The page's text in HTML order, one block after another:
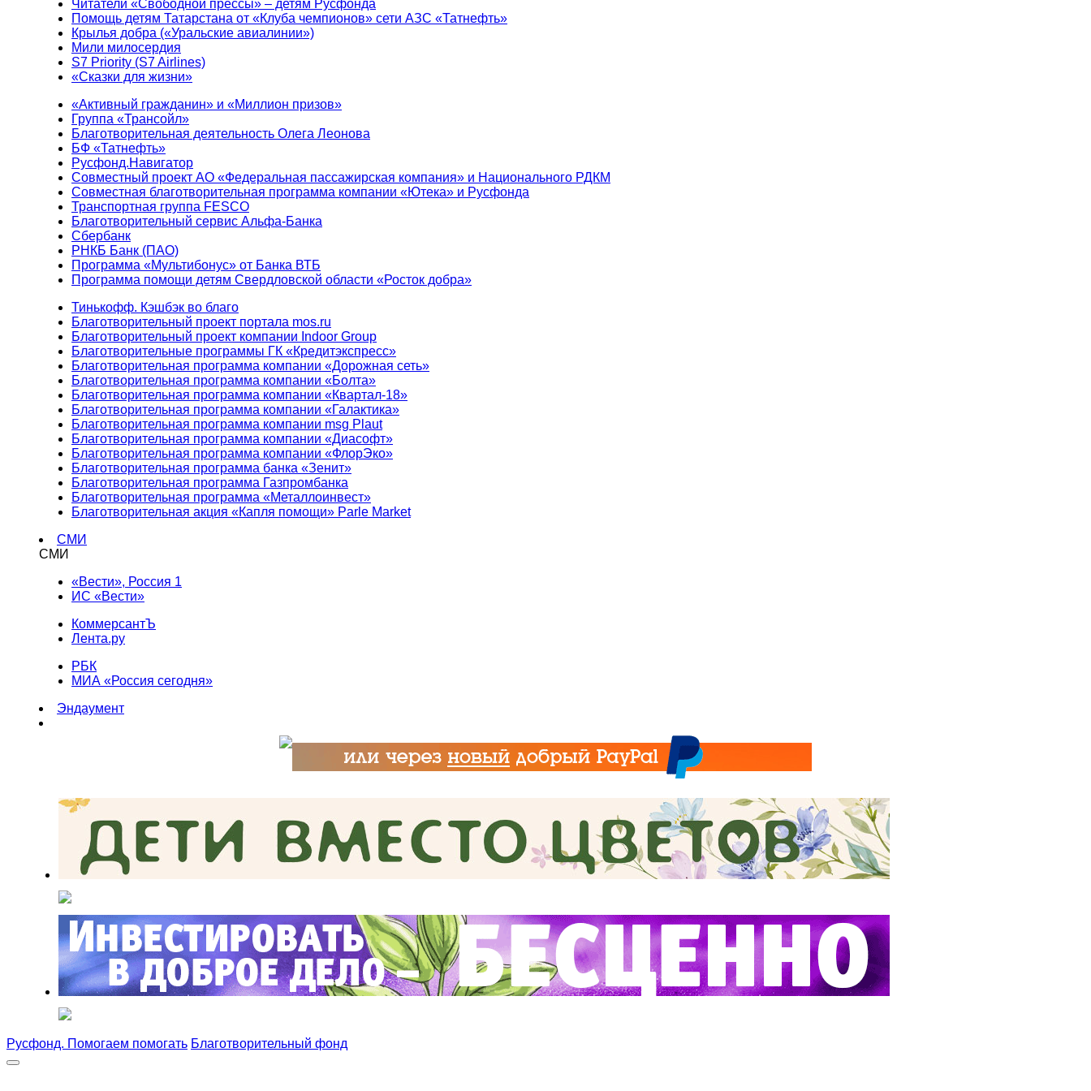
Читатели «Свободной прессы» – детям Русфонда
Помощь детям Татарстана от «Клуба чемпионов» сети АЗС «Татнефть»
Крылья добра («Уральские авиалинии»)
Мили милосердия
S7 Priority (S7 Airlines)
«Сказки для жизни»
«Активный гражданин» и «Миллион призов»
Группа «Трансойл»
Благотворительная деятельность Олега Леонова
БФ «Татнефть»
Русфонд.Навигатор
Совместный проект АО «Федеральная пассажирская компания» и Национального РДКМ
Совместная благотворительная программа компании «Ютека» и Русфонда
Транспортная группа FESCO
Благотворительный сервис Альфа-Банка
Сбербанк
РНКБ Банк (ПАО)
Программа «Мультибонус» от Банка ВТБ
Программа помощи детям Свердловской области «Росток добра»
Тинькофф. Кэшбэк во благо
Благотворительный проект портала mos.ru
Благотворительный проект компании Indoor Group
Благотворительные программы ГК «Кредитэкспресс»
Благотворительная программа компании «Дорожная сеть»
Благотворительная программа компании «Болта»
Благотворительная программа компании «Квартал-18»
Благотворительная программа компании «Галактика»
Благотворительная программа компании msg Plaut
Благотворительная программа компании «Диасофт»
Благотворительная программа компании «ФлорЭко»
Благотворительная программа банка «Зенит»
Благотворительная программа Газпромбанка
Благотворительная программа «Металлоинвест»
Благотворительная акция «Капля помощи» Parle Market
СМИ
СМИ
«Вести», Россия 1
ИС «Вести»
КоммерсантЪ
Лента.ру
РБК
МИА «Россия сегодня»
Эндаумент
Русфонд. Помогаем помогать Благотворительный фонд